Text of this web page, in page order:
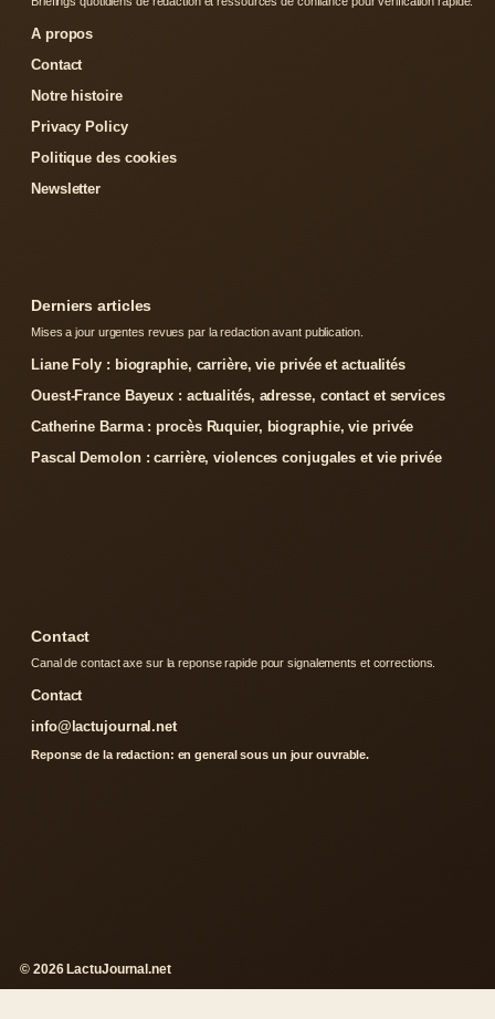
A propos
Contact
Notre histoire
Privacy Policy
Politique des cookies
Newsletter
Derniers articles
Mises a jour urgentes revues par la redaction avant publication.
Liane Foly : biographie, carrière, vie privée et actualités
Ouest-France Bayeux : actualités, adresse, contact et services
Catherine Barma : procès Ruquier, biographie, vie privée
Pascal Demolon : carrière, violences conjugales et vie privée
Contact
Canal de contact axe sur la reponse rapide pour signalements et corrections.
Contact
info@lactujournal.net
Reponse de la redaction: en general sous un jour ouvrable.
© 2026 LactuJournal.net